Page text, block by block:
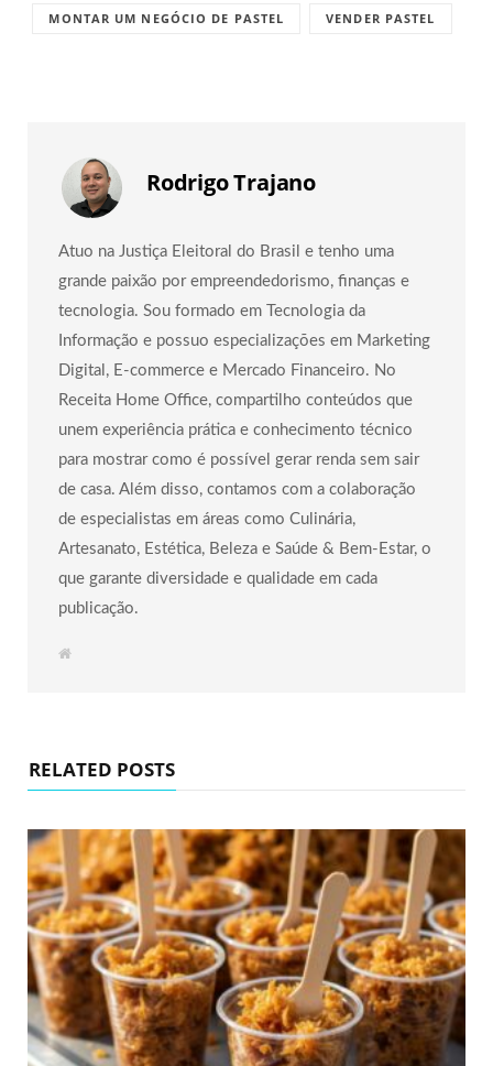
MONTAR UM NEGÓCIO DE PASTEL VENDER PASTEL
Rodrigo Trajano
Atuo na Justiça Eleitoral do Brasil e tenho uma
grande paixão por empreendedorismo, finanças e
tecnologia. Sou formado em Tecnologia da
Informação e possuo especializações em Marketing
Digital, E-commerce e Mercado Financeiro. No
Receita Home Office, compartilho conteúdos que
unem experiência prática e conhecimento técnico
para mostrar como é possível gerar renda sem sair
de casa. Além disso, contamos com a colaboração
de especialistas em áreas como Culinária,
Artesanato, Estética, Beleza e Saúde & Bem-Estar, o
que garante diversidade e qualidade em cada
publicação.
W
RELATED POSTS